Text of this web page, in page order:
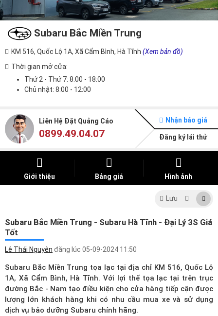
Subaru Bắc Miền Trung
KM 516, Quốc Lộ 1A, Xã Cẩm Bình, Hà Tĩnh (Xem bản đồ)
Thời gian mở cửa:
Thứ 2 - Thứ 7: 8:00 - 18:00
Chủ nhật: 8:00 - 12:00
Liên Hệ Đặt Quảng Cáo
0899.49.04.07
Nhận báo giá
Đăng ký lái thử
Giới thiệu Bảng giá Hình ảnh
Lưu
Subaru Bắc Miền Trung - Subaru Hà Tĩnh - Đại Lý 3S Giá
Tốt
Lê Thái Nguyên đăng lúc 05-09-2024 11:50
Subaru Bắc Miền Trung tọa lạc tại địa chỉ KM 516, Quốc Lộ
1A, Xã Cẩm Bình, Hà Tĩnh. Với lợi thế tọa lạc tại trên trục
đường Bắc - Nam tạo điều kiện cho cửa hàng tiếp cận được
lượng lớn khách hàng khi có nhu cầu mua xe và sử dụng
dịch vụ bảo dưỡng Subaru chính hãng.